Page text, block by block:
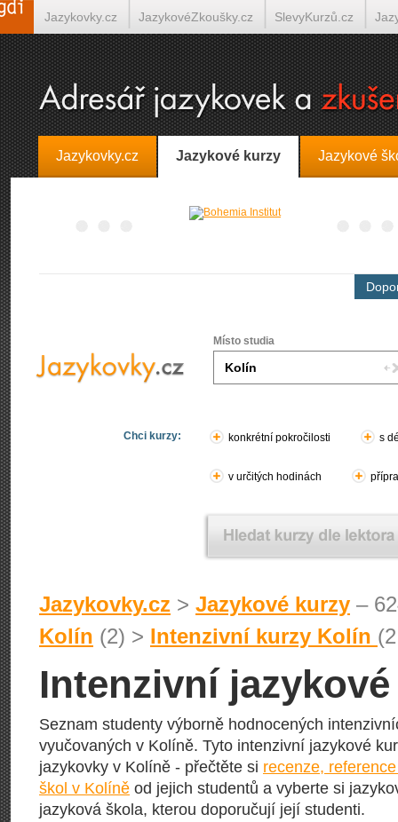
Jazykovky.cz Jazykové kurzy Jazykové
Místo studia
Chci kurzy: konkrétní pokročilosti s
v určitých hodinách
Jazykovky.cz > Jazykové kurzy –
Kolín (2) > Intenzivní kurzy Kolín
Intenzivní
Seznam studenty výborně hodnocených
vyučovaných v Kolíně. Tyto intenzivní jazykové
jazykovky v Kolíně - přečtěte si recenze,
škol v Kolíně od jejich studentů a vyberte si
jazyková škola, kterou doporučují její studenti.
Jazykovky.cz JazykovéZkoušky.cz SlevyKurzů.cz
Španělština on-line Italština on-line Tlumočení-